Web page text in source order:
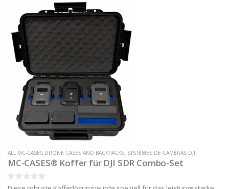
ALL MC-CASES DRONE CASES AND BACKPACKS, SYSTÈMES DE CAMÉRAS DJI
MC-CASES® Koffer für DJI SDR Combo-Set